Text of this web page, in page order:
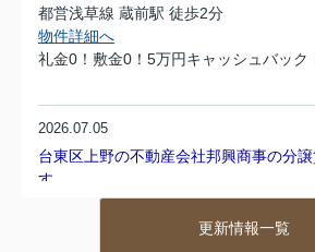
都営浅草線 蔵前駅 徒歩2分
物件詳細へ
礼金0！敷金0！5万円キャッシュバック
2026.07.05
台東区上野の不動産会社邦興商事の分
す
アズール上野601
7.8万円
更新情報一覧